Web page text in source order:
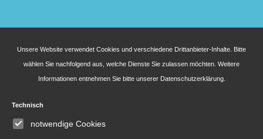
Unsere Website verwendet Cookies und verschiedene Drittanbieter-Inhalte. Bitte
wählen Sie nachfolgend aus, welche Dienste Sie zulassen möchten. Weitere
Informationen entnehmen Sie bitte unserer Datenschutzerklärung.
Technisch
notwendige Cookies